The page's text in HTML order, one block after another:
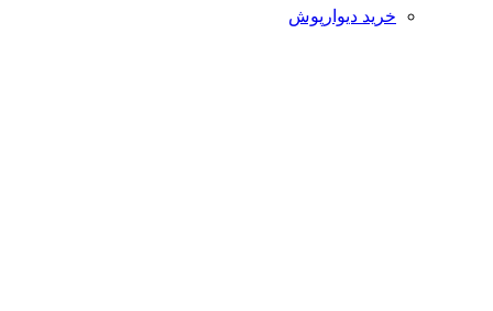
خرید دیوارپوش